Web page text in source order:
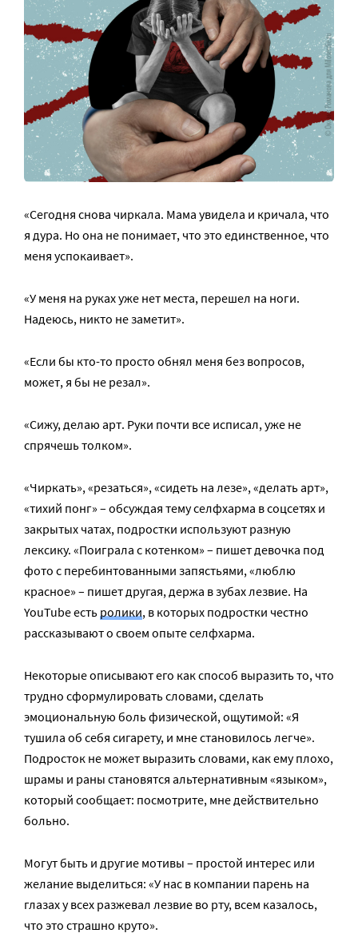
«Сегодня снова чиркала. Мама увидела и кричала, что
я дура. Но она не понимает, что это единственное, что
меня успокаивает».
«У меня на руках уже нет места, перешел на ноги.
Надеюсь, никто не заметит».
«Если бы кто-то просто обнял меня без вопросов,
может, я бы не резал».
«Сижу, делаю арт. Руки почти все исписал, уже не
спрячешь толком».
«Чиркать», «резаться», «сидеть на лезе», «делать арт»,
«тихий понг» – обсуждая тему селфхарма в соцсетях и
закрытых чатах, подростки используют разную
лексику. «Поиграла с котенком» – пишет девочка под
фото с перебинтованными запястьями, «люблю
красное» – пишет другая, держа в зубах лезвие. На
YouTube естьролики, в которых подростки честно
рассказывают о своем опыте селфхарма.
Некоторые описывают его как способ выразить то, что
трудно сформулировать словами, сделать
эмоциональную боль физической, ощутимой: «Я
тушила об себя сигарету, и мне становилось легче».
Подросток не может выразить словами, как ему плохо,
шрамы и раны становятся альтернативным «языком»,
который сообщает: посмотрите, мне действительно
больно.
Могут быть и другие мотивы – простой интерес или
желание выделиться: «У нас в компании парень на
глазах у всех разжевал лезвие во рту, всем казалось,
что это страшно круто».